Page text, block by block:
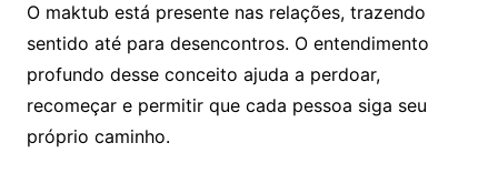
O maktub está presente nas relações, trazendo
sentido até para desencontros. O entendimento
profundo desse conceito ajuda a perdoar,
recomeçar e permitir que cada pessoa siga seu
próprio caminho.